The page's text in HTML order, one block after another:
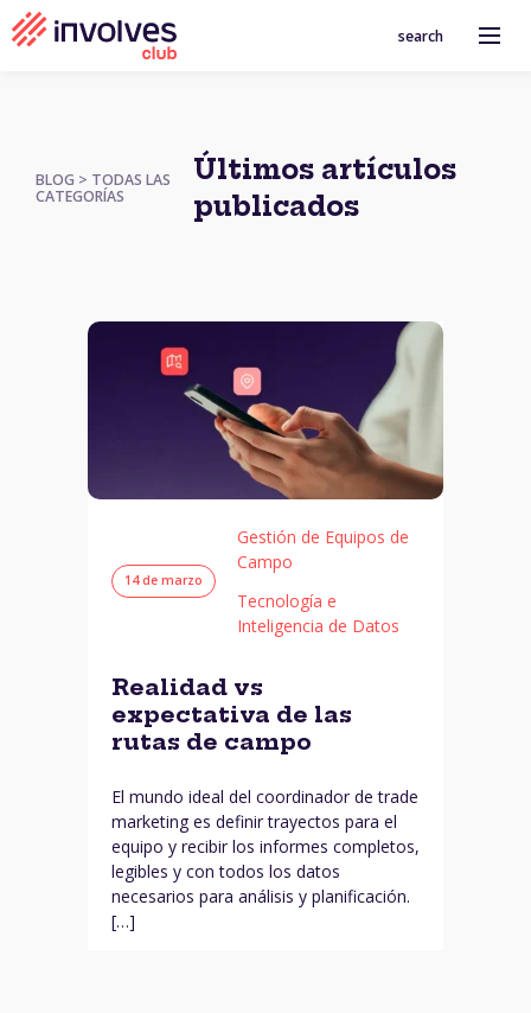
search
BLOG > TODAS LAS
CATEGORÍAS
Últimos artículos
publicados
14 de marzo
Gestión de Equipos de
Campo
Tecnología e
Inteligencia de Datos
Realidad vs
expectativa de las
rutas de campo
El mundo ideal del coordinador de trade
marketing es definir trayectos para el
equipo y recibir los informes completos,
legibles y con todos los datos
necesarios para análisis y planificación.
[…]